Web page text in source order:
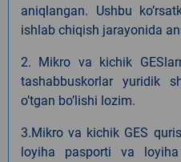
aniqlangan. Ushbu
ishlab chiqish jarayonida
2. Mikro va kichik
tashabbuskorlar yuridik
oʼtgan boʼlishi lozim.
3.Mikro va kichik GES
loyiha pasporti va